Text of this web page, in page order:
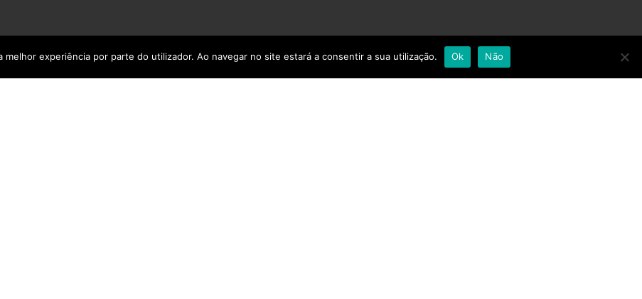
melhor experiência por parte do utilizador. Ao navegar no site estará a consentir a sua utilização. Ok Não